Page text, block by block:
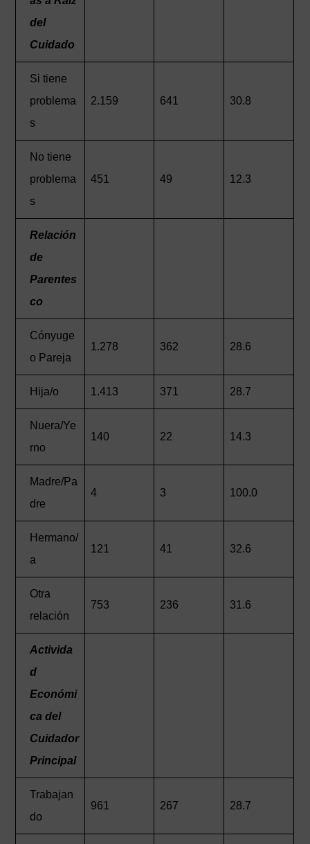
del
Cuidado
Si tiene
problema
s
2.159 641 30.8
No tiene
problema
s
451 49 12.3
Relación
de
Parentes
co
Cónyuge
o Pareja
1.278 362 28.6
Hija/o 1.413 371 28.7
Nuera/Ye
rno
140 22 14.3
Madre/Pa
dre
4 3 100.0
Hermano/
a
121 41 32.6
Otra
relación
753 236 31.6
Activida
d
Económi
ca del
Cuidador
Principal
Trabajan
do
961 267 28.7